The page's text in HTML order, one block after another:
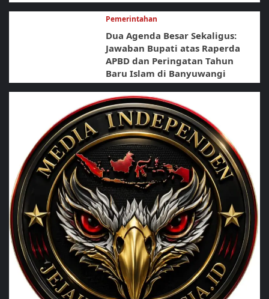
Pemerintahan
Dua Agenda Besar Sekaligus:
Jawaban Bupati atas Raperda
APBD dan Peringatan Tahun
Baru Islam di Banyuwangi